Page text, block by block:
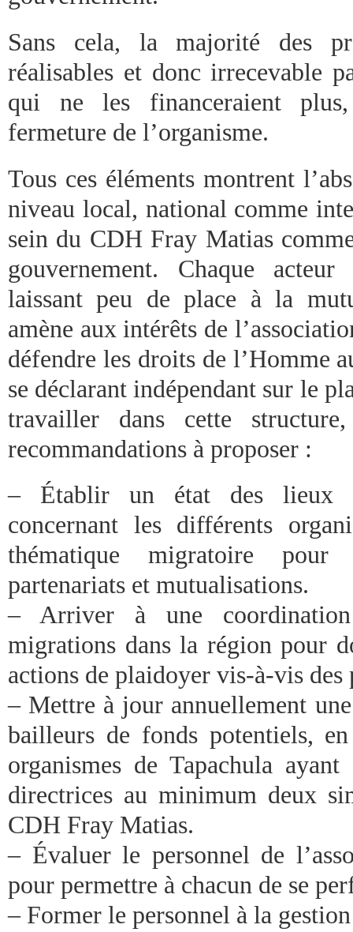
Sans cela, la majorité des
réalisables et donc irrecevable
qui ne les financeraient
fermeture de l’organisme.
Tous ces éléments montrent
niveau local, national comme
sein du CDH Fray Matias
gouvernement. Chaque
laissant peu de place à la
amène aux intérêts de
défendre les droits de l’Homme
se déclarant indépendant sur le
travailler dans cette
recommandations à proposer :
– Établir un état des lieux
concernant les différents
thématique migratoire
partenariats et mutualisations.
– Arriver à une
migrations dans la région pour
actions de plaidoyer vis-à-vis des
– Mettre à jour annuellement
bailleurs de fonds potentiels,
organismes de Tapachula
directrices au minimum deux
CDH Fray Matias.
– Évaluer le personnel de
pour permettre à chacun de se
– Former le personnel à la